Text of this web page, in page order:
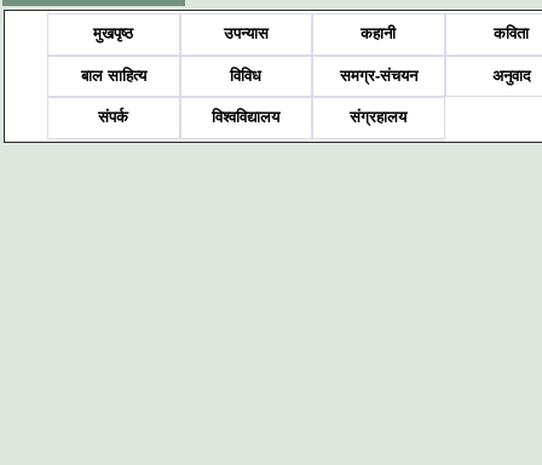
मुखपृष्ठ उपन्यास कहानी कविता
बाल साहित्य विविध समग्र-संचयन अनुवाद
संपर्क विश्वविद्यालय संग्रहालय